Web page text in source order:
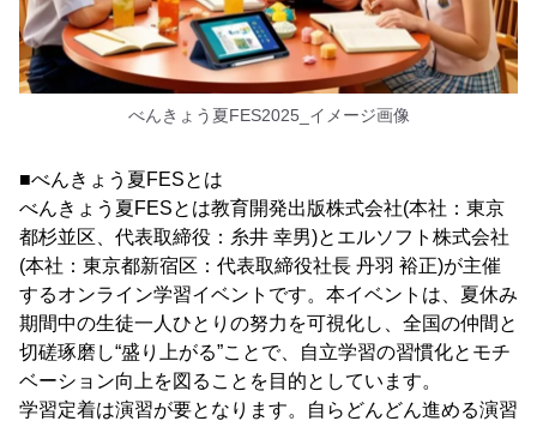
べんきょう夏FES2025_イメージ画像
■べんきょう夏FESとは
べんきょう夏FESとは教育開発出版株式会社(本社：東京
都杉並区、代表取締役：糸井 幸男)とエルソフト株式会社
(本社：東京都新宿区：代表取締役社長 丹羽 裕正)が主催
するオンライン学習イベントです。本イベントは、夏休み
期間中の生徒一人ひとりの努力を可視化し、全国の仲間と
切磋琢磨し“盛り上がる”ことで、自立学習の習慣化とモチ
ベーション向上を図ることを目的としています。
学習定着は演習が要となります。自らどんどん進める演習